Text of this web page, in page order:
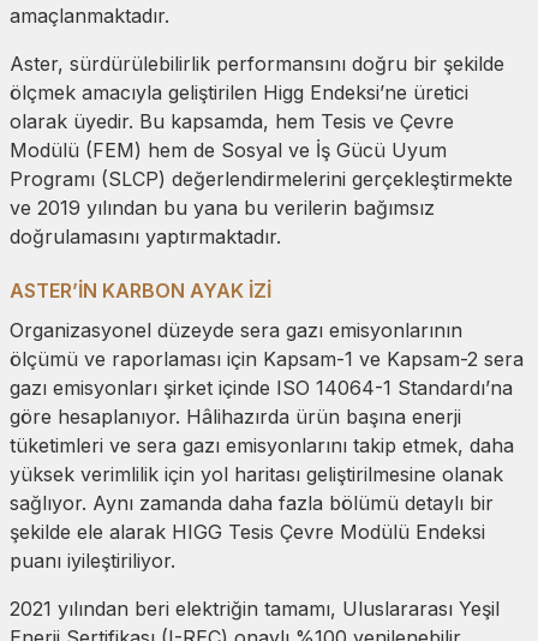
amaçlanmaktadır.
Aster, sürdürülebilirlik performansını doğru bir şekilde
ölçmek amacıyla geliştirilen Higg Endeksi’ne üretici
olarak üyedir. Bu kapsamda, hem Tesis ve Çevre
Modülü (FEM) hem de Sosyal ve İş Gücü Uyum
Programı (SLCP) değerlendirmelerini gerçekleştirmekte
ve 2019 yılından bu yana bu verilerin bağımsız
doğrulamasını yaptırmaktadır.
ASTER’İN KARBON AYAK İZİ
Organizasyonel düzeyde sera gazı emisyonlarının
ölçümü ve raporlaması için Kapsam-1 ve Kapsam-2 sera
gazı emisyonları şirket içinde ISO 14064-1 Standardı’na
göre hesaplanıyor. Hâlihazırda ürün başına enerji
tüketimleri ve sera gazı emisyonlarını takip etmek, daha
yüksek verimlilik için yol haritası geliştirilmesine olanak
sağlıyor. Aynı zamanda daha fazla bölümü detaylı bir
şekilde ele alarak HIGG Tesis Çevre Modülü Endeksi
puanı iyileştiriliyor.
2021 yılından beri elektriğin tamamı, Uluslararası Yeşil